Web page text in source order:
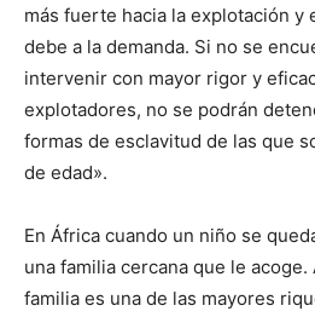
más fuerte hacia la explotación y
debe a la demanda. Si no se
intervenir con mayor rigor y
explotadores, no se podrán
formas de esclavitud de las que
de edad».
En África cuando un niño se
una familia cercana que le
familia es una de las mayores